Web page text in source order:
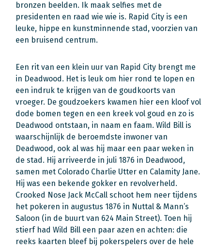
bronzen beelden. Ik maak selfies met de
presidenten en raad wie wie is. Rapid City is een
leuke, hippe en kunstminnende stad, voorzien van
een bruisend centrum.
Een rit van een klein uur van Rapid City brengt me
in Deadwood. Het is leuk om hier rond te lopen en
een indruk te krijgen van de goudkoorts van
vroeger. De goudzoekers kwamen hier een kloof vol
dode bomen tegen en een kreek vol goud en zo is
Deadwood ontstaan, in naam en faam. Wild Bill is
waarschijnlijk de beroemdste inwoner van
Deadwood, ook al was hij maar een paar weken in
de stad. Hij arriveerde in juli 1876 in Deadwood,
samen met Colorado Charlie Utter en Calamity Jane.
Hij was een bekende gokker en revolverheld.
Crooked Nose Jack McCall schoot hem neer tijdens
het pokeren in augustus 1876 in Nuttal & Mann’s
Saloon (in de buurt van 624 Main Street). Toen hij
stierf had Wild Bill een paar azen en achten: die
reeks kaarten bleef bij pokerspelers over de hele